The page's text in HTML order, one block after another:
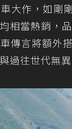
大作，如剛剛
相當熱銷，
傳言將額外
過往世代無